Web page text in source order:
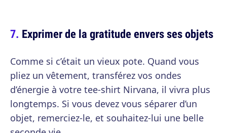
Exprimer de la gratitude envers ses objets
Comme si c’était un vieux pote. Quand vous
pliez un vêtement, transférez vos ondes
d’énergie à votre tee-shirt Nirvana, il vivra plus
longtemps. Si vous devez vous séparer d’un
objet, remerciez-le, et souhaitez-lui une belle